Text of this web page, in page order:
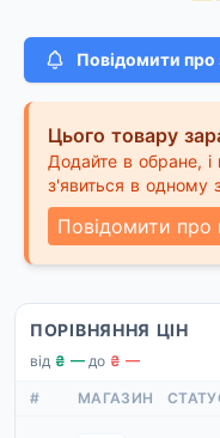
Повідомити про
Цього товару
Додайте в обране,
з'явиться в одному
Повідомити про
ПОРІВНЯННЯ ЦІН
від ₴ —·до ₴ —
# МАГАЗИН